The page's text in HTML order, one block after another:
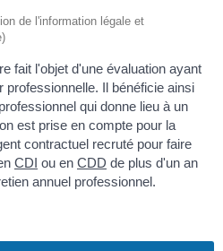
de l'information légale et
fait l'objet d'une évaluation ayant
professionnelle. Il bénéficie ainsi
qui donne lieu à un
est prise en compte pour la
contractuel recruté pour faire
CDI ou en CDD de plus d'un an
annuel professionnel.